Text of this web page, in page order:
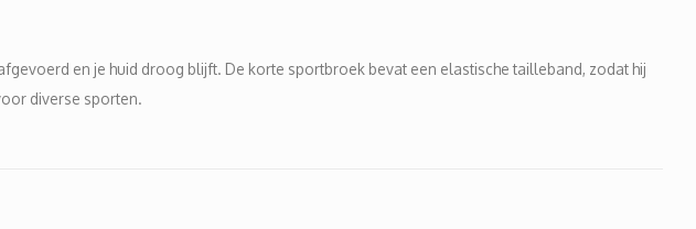
en je huid droog blijft. De korte sportbroek bevat een elastische tailleband, zodat hij
diverse sporten.